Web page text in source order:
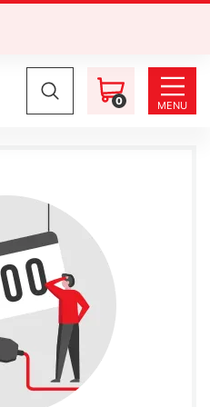
0 MENU